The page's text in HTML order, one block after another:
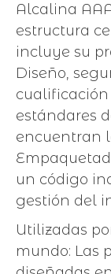
Alcalina
estructura
incluye su
Diseño,
cualificación
estándares
encuentran
un código
gestión del
Utilizadas
mundo: Las